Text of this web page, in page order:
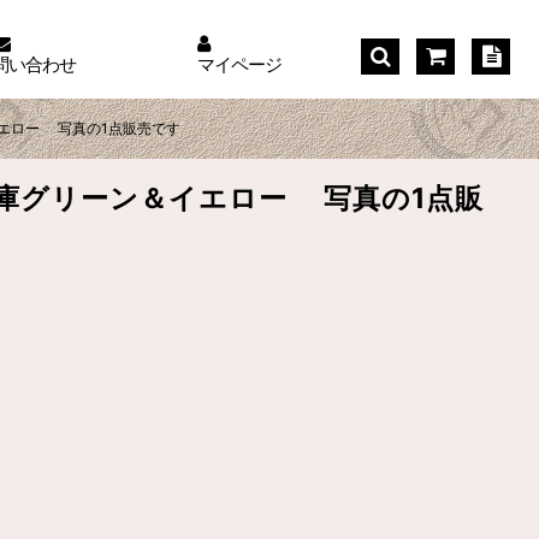
い合わせ マイページ
ロー 写真の1点販売です
グリーン＆イエロー 写真の1点販